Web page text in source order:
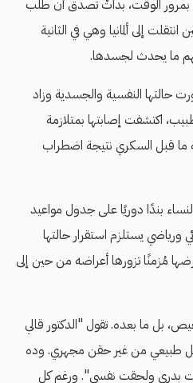
بمرور الوقت، بدأتْ تصدق أن طلب
إلى ألمانيا وهي في الثانية
ما يحدث لجسدها.
حالتها النفسية والجسدية وزاد
اكتشفت إصابتها بمتلازمة
ما قبل السكري نتيجة اضطراب
بندًا دوريًا على جدول مواعيد
ورياضي يستلزم استقرار حالتها
مُزمنًا تزورها أعراضه من حين إلى
بل ما بعده. تقول "الدكتور قالي
طبيعي من غير حقن مجهري. وده
بدري ولحقت نفسي". ورغم كل